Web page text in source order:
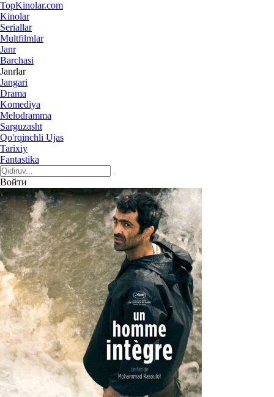
TopKinolar.com
Kinolar
Seriallar
Multfilmlar
Janr
Barchasi
Janrlar
Jangari
Drama
Komediya
Melodramma
Sarguzasht
Qo'rqinchli Ujas
Tarixiy
Fantastika
Войти